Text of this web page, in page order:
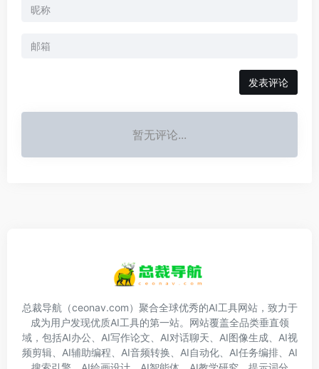
发表评论
暂无评论...
总裁导航（ceonav.com）聚合全球优秀的AI工具网站，致力于
成为用户发现优质AI工具的第一站。网站覆盖全品类垂直领
域，包括AI办公、AI写作论文、AI对话聊天、AI图像生成、AI视
频剪辑、AI辅助编程、AI音频转换、AI自动化、AI任务编排、AI